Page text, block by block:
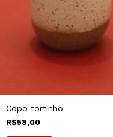
Copo tortinho
R$58,00